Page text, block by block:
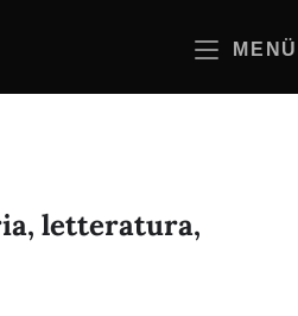
MENÜ
letteratura,